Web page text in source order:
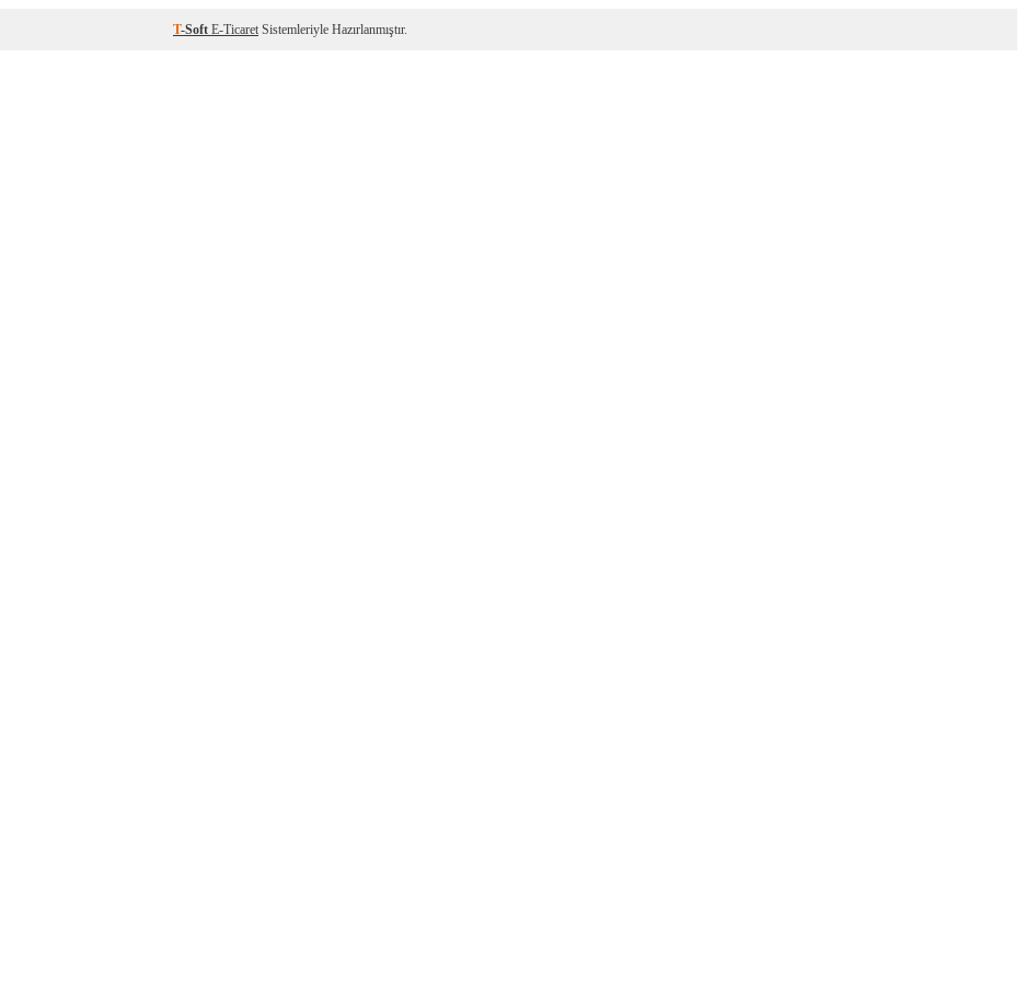
T-Soft E-Ticaret Sistemleriyle Hazırlanmıştır.